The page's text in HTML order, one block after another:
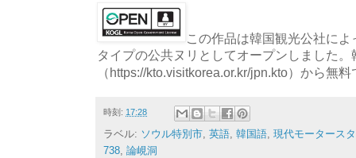
この作品は韓国観光公社に
タイプの公共ヌリとしてオープンしました。
（https://kto.visitkorea.or.kr/jpn.kto）から無
時刻: 17:28
ラベル: ソウル特別市 英語 韓国語 現代モータース
738 論峴洞